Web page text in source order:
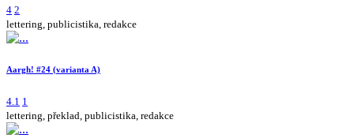
4 2
lettering, publicistika, redakce
Aargh! #24 (varianta A)
4.1 1
lettering, překlad, publicistika, redakce